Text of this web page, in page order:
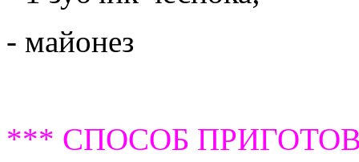
- майонез
*** СПОСОБ